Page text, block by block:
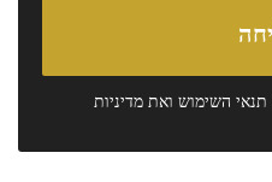
תנאי השימוש ואת מדיניות